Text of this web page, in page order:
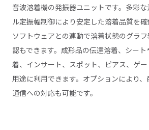
音波溶着機の発振器ユニットです。多彩
ル定振幅制御により安定した溶着品質を
ソフトウェアとの連動で溶着状態のグラ
認もできます。成形品の伝達溶着、シー
着、インサート、スポット、ピアス、ゲ
用途に利用できます。オプションにより
通信への対応も可能です。